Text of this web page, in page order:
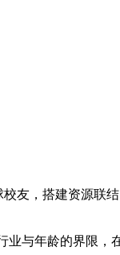
友，搭建资源
业与年龄的界限